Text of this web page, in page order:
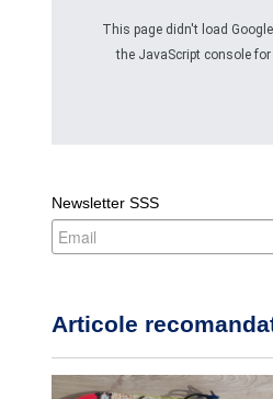
This page didn't load
the JavaScript console
Newsletter SSS
Articole